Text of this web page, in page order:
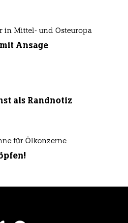
in Mittel- und Osteuropa
Ansage
als Randnotiz
für Ölkonzerne